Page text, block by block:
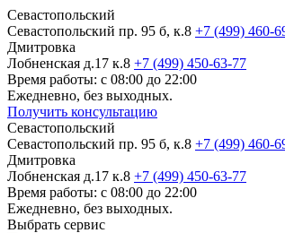
Севастопольский
Севастопольский пр. 95 б, к.8 +7 (499) 460-
Дмитровка
Лобненская д.17 к.8 +7 (499) 450-63-77
Время работы: с 08:00 до 22:00
Ежедневно, без выходных.
Получить консультацию
Севастопольский
Севастопольский пр. 95 б, к.8 +7 (499) 460-
Дмитровка
Лобненская д.17 к.8 +7 (499) 450-63-77
Время работы: с 08:00 до 22:00
Ежедневно, без выходных.
Выбрать сервис